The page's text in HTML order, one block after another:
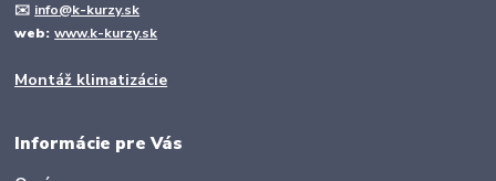
✉️ info@k-kurzy.sk
web:www.k-kurzy.sk
Montáž klimatizácie
Informácie pre Vás